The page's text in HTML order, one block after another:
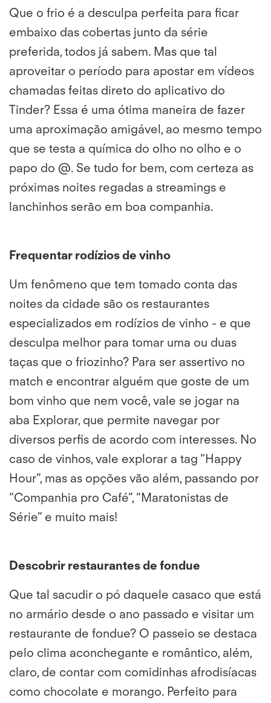
Que o frio é a desculpa perfeita para ficar
embaixo das cobertas junto da série
preferida, todos já sabem. Mas que tal
aproveitar o período para apostar em vídeos
chamadas feitas direto do aplicativo do
Tinder? Essa é uma ótima maneira de fazer
uma aproximação amigável, ao mesmo tempo
que se testa a química do olho no olho e o
papo do @. Se tudo for bem, com certeza as
próximas noites regadas a streamings e
lanchinhos serão em boa companhia.
Frequentar rodízios de vinho
Um fenômeno que tem tomado conta das
noites da cidade são os restaurantes
especializados em rodízios de vinho - e que
desculpa melhor para tomar uma ou duas
taças que o friozinho? Para ser assertivo no
match e encontrar alguém que goste de um
bom vinho que nem você, vale se jogar na
aba Explorar, que permite navegar por
diversos perfis de acordo com interesses. No
caso de vinhos, vale explorar a tag “Happy
Hour”, mas as opções vão além, passando por
“Companhia pro Café”, “Maratonistas de
Série” e muito mais!
Descobrir restaurantes de fondue
Que tal sacudir o pó daquele casaco que está
no armário desde o ano passado e visitar um
restaurante de fondue? O passeio se destaca
pelo clima aconchegante e romântico, além,
claro, de contar com comidinhas afrodisíacas
como chocolate e morango. Perfeito para